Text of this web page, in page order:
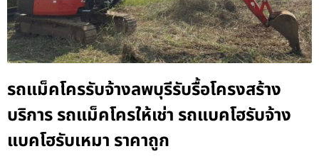
รถแม็คโครรับจ้างลพบุรีรับรื้อโครงสร้าง
บริการ รถแม็คโครให้เช่า รถแบคโฮรับจ้าง
แบคโฮรับเหมา ราคาถูก